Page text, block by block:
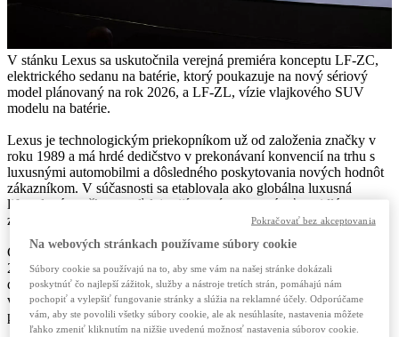
V stánku Lexus sa uskutočnila verejná premiéra konceptu LF-ZC,
elektrického sedanu na batérie, ktorý poukazuje na nový sériový
model plánovaný na rok 2026, a LF-ZL, vízie vlajkového SUV
modelu na batérie.
Lexus je technologickým priekopníkom už od založenia značky v
roku 1989 a má hrdé dedičstvo v prekonávaní konvencií na trhu s
luxusnými automobilmi a dôsledného poskytovania nových hodnôt
zákazníkom. V súčasnosti sa etablovala ako globálna luxusná
lifestylová značka a naďalej prijíma výzvy vytvárať vozidlá a
zážitky, ktoré prekonávajú očakávania zákazníkov.
Cieľom značky Lexus je stať sa do roku 2030 v Európe a do roku
2035 celosvetovo značkou vozidiel na elektrický pohon. Na
dosiahnutie tohto cieľa zavedie úplne novú modulárnu štruktúru
vozidla, prijme špičkové nové výrobné technológie a úplne
prepracuje softvérovú platformu svojho vozidla.
Na webových stránkach používame súbory cookie
Súbory cookie sa používajú na to, aby sme vám na našej stránke dokázali
poskytnúť čo najlepší zážitok, služby a nástroje tretích strán, pomáhajú nám
pochopiť a vylepšiť fungovanie stránky a slúžia na reklamné účely. Odporúčame
vám, aby ste povolili všetky súbory cookie, ale ak nesúhlasíte, nastavenia môžete
ľahko zmeniť kliknutím na nižšie uvedenú možnosť nastavenia súborov cookie.
Pokračovať bez akceptovania